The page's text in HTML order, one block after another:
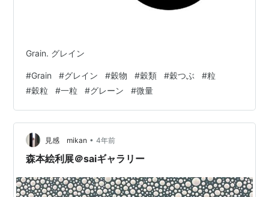
Grain. グレイン
#Grain #グレイン #穀物 #穀類 #穀つぶ #粒
#穀粒 #一粒 #グレーン #微量
見感 mikan • 4年前
森本絵利展＠saiギャラリー